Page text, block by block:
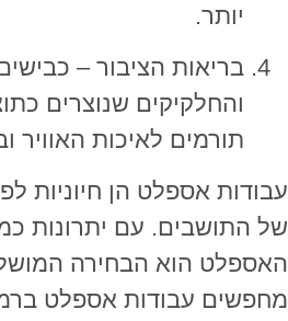
יותר.
בריאות הציבור –
והחלקיקים שנוצרים
תורמים לאיכות האוויר
עבודות אספלט הן חיוניות
של התושבים. עם יתרונות
האספלט הוא הבחירה
מחפשים עבודות אספלט